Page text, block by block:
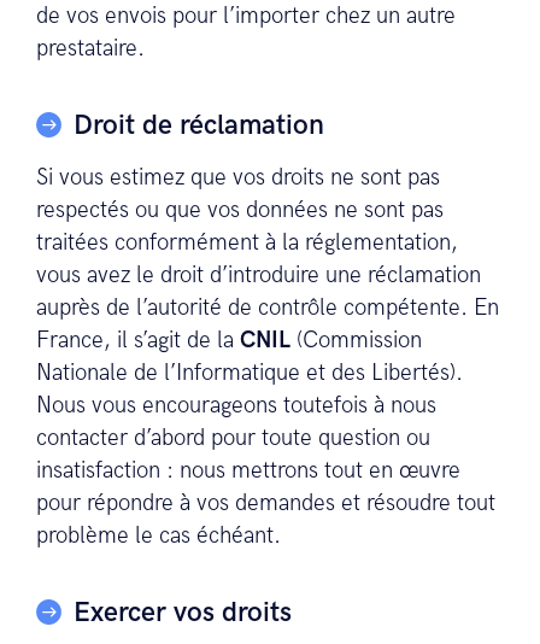
de vos envois pour l’importer chez un autre
prestataire.
Droit de réclamation
Si vous estimez que vos droits ne sont pas
respectés ou que vos données ne sont pas
traitées conformément à la réglementation,
vous avez le droit d’introduire une réclamation
auprès de l’autorité de contrôle compétente. En
France, il s’agit de la CNIL (Commission
Nationale de l’Informatique et des Libertés).
Nous vous encourageons toutefois à nous
contacter d’abord pour toute question ou
insatisfaction : nous mettrons tout en œuvre
pour répondre à vos demandes et résoudre tout
problème le cas échéant.
Exercer vos droits